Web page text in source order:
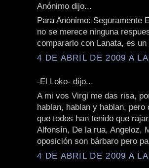
Anónimo dijo...
Para Anónimo: Seguramente
no se merece ninguna
compararlo con Lanata, es
4 DE ABRIL DE 2009 A
-El Loko- dijo...
A mi vos Virgi me das risa,
hablan, hablan y hablan,
que todos han tenido que
Alfonsín, De la rua, Angeloz,
oposición son bárbaro pero
4 DE ABRIL DE 2009 A